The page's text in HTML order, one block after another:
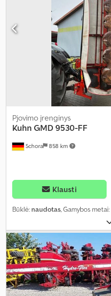
Schora 858 km
Pjovimo įrenginys
Kuhn GMD 9530-FF
Klausti
Būklė: naudotas, Gamybos metai: